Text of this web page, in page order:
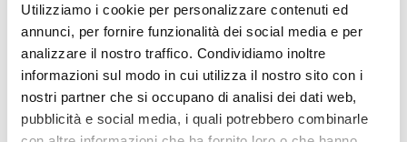
Utilizziamo i cookie per personalizzare contenuti ed
annunci, per fornire funzionalità dei social media e per
analizzare il nostro traffico. Condividiamo inoltre
informazioni sul modo in cui utilizza il nostro sito con i
nostri partner che si occupano di analisi dei dati web,
pubblicità e social media, i quali potrebbero combinarle